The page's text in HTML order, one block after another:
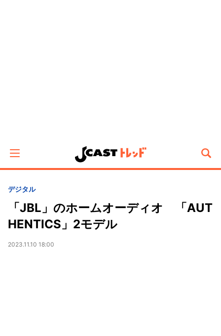
デジタル
「JBL」のホームオーディオ 「AUT
HENTICS」2モデル
2023.11.10 18:00